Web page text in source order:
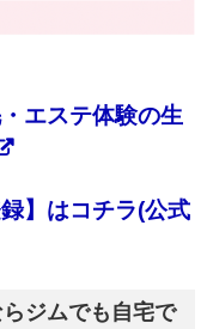
エステ体験の生
】はコチラ(公式
ジムでも自宅で